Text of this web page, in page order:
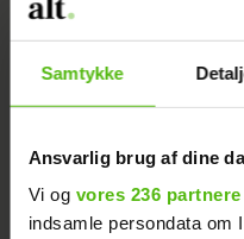
Samtykke
Ansvarlig brug af dine
Vi og vores 236 partnere
indsamle persondata